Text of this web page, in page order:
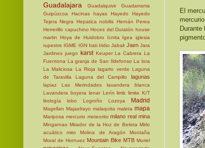
El
Guadalajara Guadalquivir
Guadarrama
Guipúzcoa
Hacinas hayas Hayedo
Hayedo
Tejera Negra
Hepatica nobilis Hernán Perea
Herrerillo capuchino Hoces del Duratón house
martin
Hoya de Huidobro Icnita Igea
iglesia
rupestre IGME IGN Irati Iridio Jabali Jaen Jara
Jardines juego karst Keuper La Cabrera La
Fuentona La granja de San Ildefonso La lora
La Maliciosa
La Rioja lagarto verde Laguna
de Taravilla
Laguna del Campillo lagunas
lapiaz Las Merindades
lavandera blanca
Lavandera boyera lenar Lerín limb limite K/T
litología
lobo Logroño Lozoya Madrid
Magellan Majaelrayo malaquita maleta mapa
Mariposa mercurio meteorito milano real mina
Mingarnao Mirador de la Hoz de Beteta Mirlo
acuático
mito Molina de Aragón
Montaña
Moral de Hornuez Mountain Bike MTB Muriel